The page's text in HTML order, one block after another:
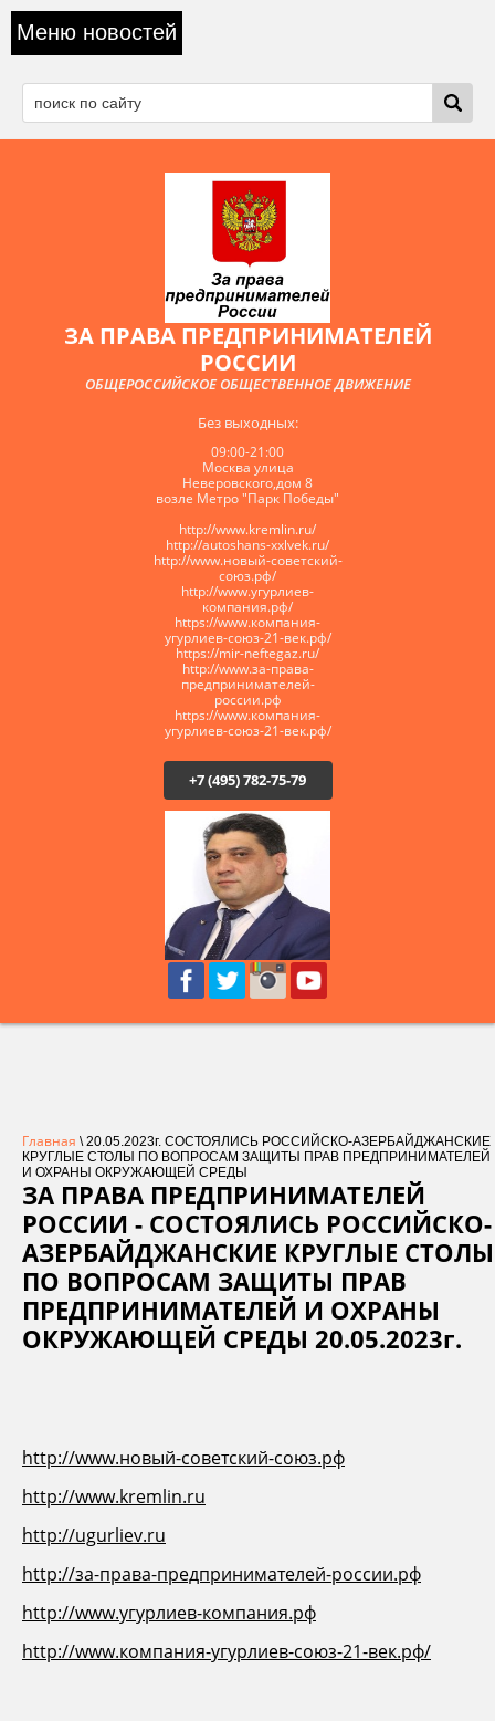
Меню новостей
ЗА ПРАВА ПРЕДПРИНИМАТЕЛЕЙ
РОССИИ
ОБЩЕРОССИЙСКОЕ ОБЩЕСТВЕННОЕ ДВИЖЕНИЕ
Без выходных:
09:00-21:00
Москва улица
Неверовского,дом 8
возле Метро "Парк Победы"
http://www.kremlin.ru/
http://autoshans-xxlvek.ru/
​http://www.новый-советский-
союз.рф/
http://www.угурлиев-
компания.рф/
https://www.компания-
угурлиев-союз-21-век.рф/
https://mir-neftegaz.ru/
http://www.за-права-
предпринимателей-
россии.рф
https://www.компания-
угурлиев-союз-21-век.рф/
+7 (495) 782-75-79
Главная \ 20.05.2023г. СОСТОЯЛИСЬ РОССИЙСКО-АЗЕРБАЙДЖАНСКИЕ
КРУГЛЫЕ СТОЛЫ ПО ВОПРОСАМ ЗАЩИТЫ ПРАВ ПРЕДПРИНИМАТЕЛЕЙ
И ОХРАНЫ ОКРУЖАЮЩЕЙ СРЕДЫ
ЗА ПРАВА ПРЕДПРИНИМАТЕЛЕЙ
РОССИИ - СОСТОЯЛИСЬ РОССИЙСКО-
АЗЕРБАЙДЖАНСКИЕ КРУГЛЫЕ СТОЛЫ
ПО ВОПРОСАМ ЗАЩИТЫ ПРАВ
ПРЕДПРИНИМАТЕЛЕЙ И ОХРАНЫ
ОКРУЖАЮЩЕЙ СРЕДЫ 20.05.2023г.
http://www.новый-советский-союз.рф
http://www.kremlin.ru
http://ugurliev.ru
http://за-права-предпринимателей-россии.рф
http://www.угурлиев-компания.рф
http://www.компания-угурлиев-союз-21-век.рф/